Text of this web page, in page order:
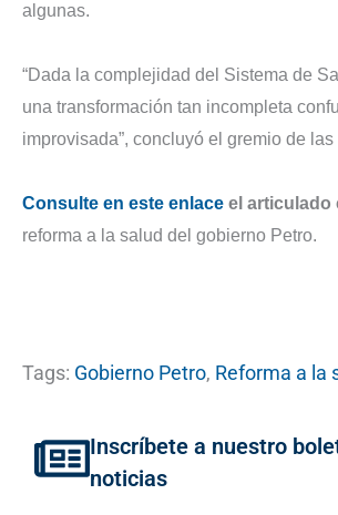
algunas.
“Dada la complejidad del Sistema de
una transformación tan incompleta
improvisada”, concluyó el gremio de las
Consulte en este enlace el articulado
reforma a la salud del gobierno Petro.
Tags: Gobierno Petro, Reforma a la
Inscríbete a nuestro
noticias